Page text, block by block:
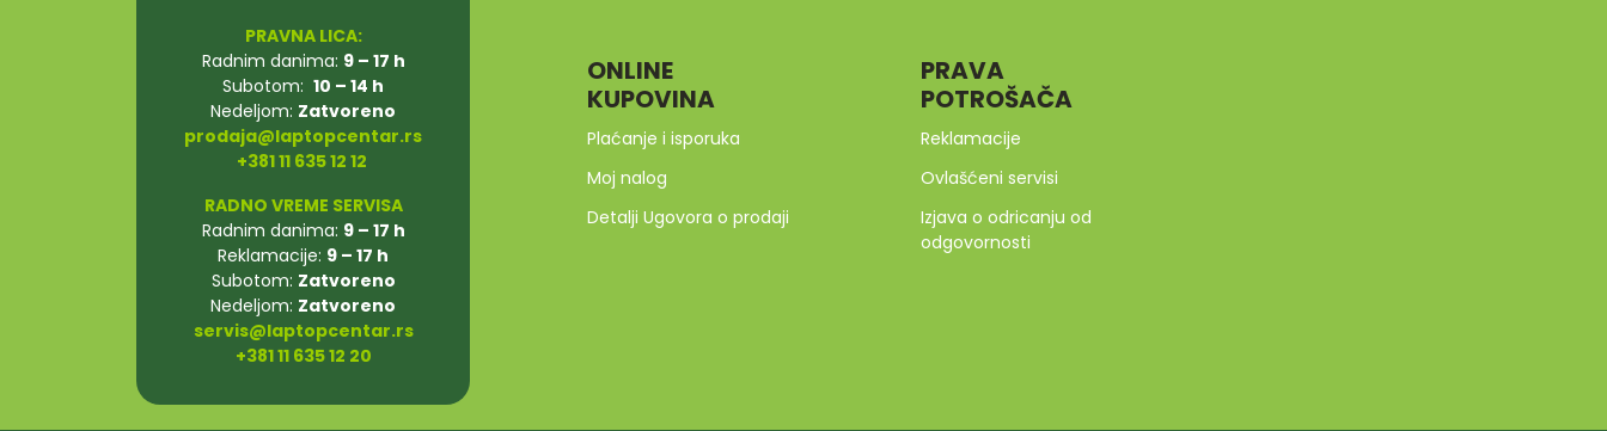
PRAVNA LICA:
Radnim danima: 9 – 17 h
Subotom: 10 – 14 h
Nedeljom: Zatvoreno
prodaja@laptopcentar.rs
+381 11 635 12 12
RADNO VREME SERVISA
Radnim danima: 9 – 17 h
Reklamacije: 9 – 17 h
Subotom: Zatvoreno
Nedeljom: Zatvoreno
servis@laptopcentar.rs
+381 11 635 12 20
ONLINE
KUPOVINA
Plaćanje i isporuka
Moj nalog
Detalji Ugovora o prodaji
PRAVA
POTROŠAČA
Reklamacije
Ovlašćeni servisi
Izjava o odricanju od
odgovornosti